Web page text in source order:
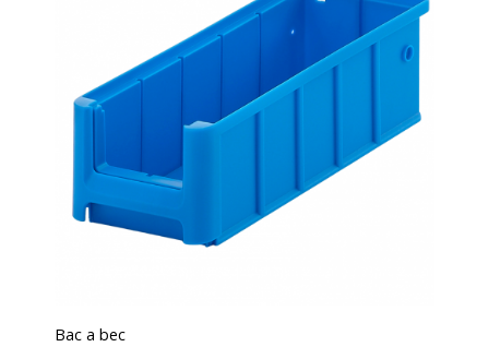
Bac a bec